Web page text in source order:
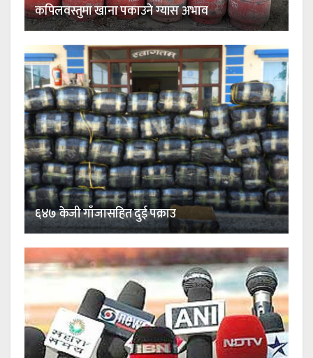
कपिलवस्तुमा खाना पकाउने ग्यास अभाव
६४७ केजी गाँजासहित दुई पक्राउ